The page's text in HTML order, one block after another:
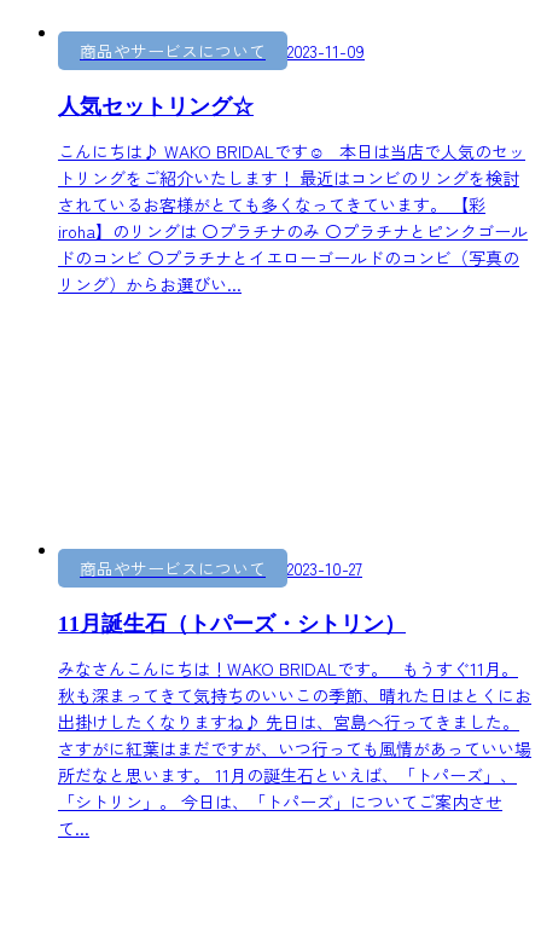
商品やサービスについて 2023-11-09
人気セットリング☆
こんにちは♪ WAKO BRIDALです☺ 本日は当店で人気のセッ
トリングをご紹介いたします！ 最近はコンビのリングを検討
されているお客様がとても多くなってきています。 【彩
iroha】のリングは 〇プラチナのみ 〇プラチナとピンクゴール
ドのコンビ 〇プラチナとイエローゴールドのコンビ（写真の
リング）からお選びい...
商品やサービスについて 2023-10-27
11月誕生石（トパーズ・シトリン）
みなさんこんにちは！WAKO BRIDALです。 もうすぐ11月。
秋も深まってきて気持ちのいいこの季節、晴れた日はとくにお
出掛けしたくなりますね♪ 先日は、宮島へ行ってきました。
さすがに紅葉はまだですが、いつ行っても風情があっていい場
所だなと思います。 11月の誕生石といえば、「トパーズ」、
「シトリン」。 今日は、「トパーズ」についてご案内させ
て...